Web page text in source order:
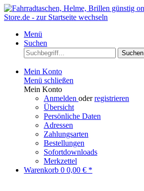
Menü
Suchen
Suchen
Mein Konto
Menü schließen
Mein Konto
Anmelden oderregistrieren
Übersicht
Persönliche Daten
Adressen
Zahlungsarten
Bestellungen
Sofortdownloads
Merkzettel
Warenkorb 0 0,00 € *